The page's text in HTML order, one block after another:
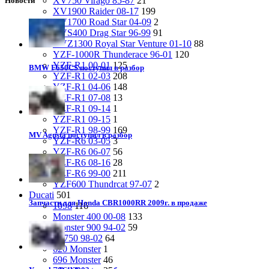
XV1900 Raider 08-17 199
XV1700 Road Star 04-09 2
XVS400 Drag Star 96-99 91
XVZ1300 Royal Star Venture 01-10 88
YZF-1000R Thunderace 96-01 120
YZF-R1 00-01 125
YZF-R1 02-03 208
YZF-R1 04-06 148
YZF-R1 07-08 13
YZF-R1 09-14 1
YZF-R1 09-15 1
YZF-R1 98-99 169
YZF-R6 03-05 3
YZF-R6 06-07 56
YZF-R6 08-16 28
YZF-R6 99-00 211
YZF600 Thundrcat 97-07 2
Ducati 501
1098 116
Monster 400 00-08 133
Monster 900 94-02 59
SS750 98-02 64
620 Monster 1
696 Monster 46
BMW F650CS поступил в разбор
MV Agusta поступил в разбор
Запчасти для Honda CBR1000RR 2009г. в продаже